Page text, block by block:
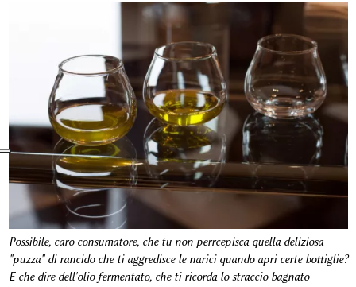
Possibile, caro consumatore, che tu non perrcepisca quella deliziosa
"puzza" di rancido che ti aggredisce le narici quando apri certe bottiglie?
E che dire dell'olio fermentato, che ti ricorda lo straccio bagnato